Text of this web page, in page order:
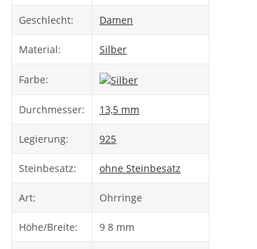
Geschlecht: Damen
Material: Silber
Farbe:
Durchmesser: 13,5 mm
Legierung: 925
Steinbesatz: ohne Steinbesatz
Art: Ohrringe
Höhe/Breite: 9 8 mm